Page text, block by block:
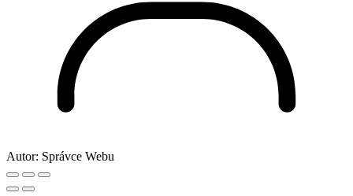
Autor: Správce Webu